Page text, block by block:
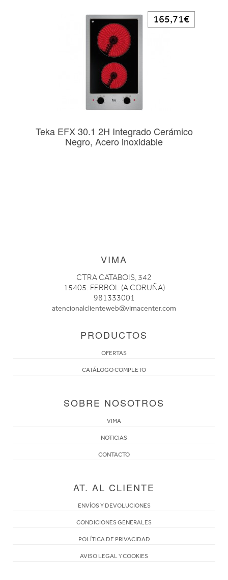
Teka EFX 30.1 2H Integrado Cerámico
Negro, Acero inoxidable
165,71€
VIMA
CTRA CATABOIS, 342
15405. FERROL (A CORUÑA)
981333001
atencionalclienteweb@vimacenter.com
PRODUCTOS
OFERTAS
CATÁLOGO COMPLETO
SOBRE NOSOTROS
VIMA
NOTICIAS
CONTACTO
AT. AL CLIENTE
ENVÍOS Y DEVOLUCIONES
CONDICIONES GENERALES
POLÍTICA DE PRIVACIDAD
AVISO LEGALYCOOKIES